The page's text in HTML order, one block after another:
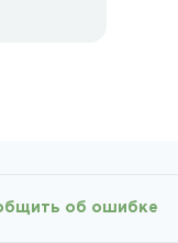
об ошибке